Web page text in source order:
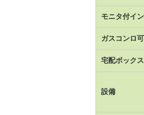
モニタ付イ
ガスコンロ可
宅配ボックス
設備